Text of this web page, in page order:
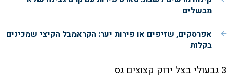
מבשלים
אפרסקים, שזיפים או פירות יער: הקראמבל הקיצי שמכינים
בקלות
3 גבעולי בצל ירוק קצוצים גס